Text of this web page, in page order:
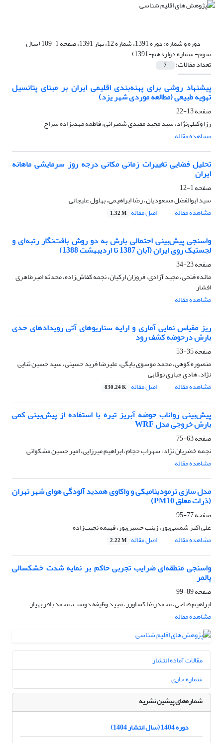
دوره و شماره: دوره 1391، شماره 12، بهار 1391، صفحه 1-109 (سال
سوم- شماره دوازدهم-1391)
تعداد مقالات: 7
پیشنهاد روشی برای پهنه‌بندی اقلیمی ایران بر مبنای پتانسیل
تهویه طبیعی (مطالعه موردی شهر یزد)
صفحه13-22
رزا وکیلی‌نژاد، سید مجید مفیدی شمیرانی، فاطمه مهدیزاده سراج
مشاهده مقاله
تحلیل فضایی تغییرات زمانی مکانی درجه روز سرمایشی ماهانه
ایران
صفحه1-12
سید ابوالفضل مسعودیان، رضا ابراهیمی، بهلول علیجانی
مشاهده مقاله
اصل مقاله 1.32 M
واسنجی پیش‌بینی احتمالی بارش به دو روش بافت‌نگار رتبه‌ای و
لجستیک روی ایران (آبان 1387 تا اردیبهشت 1388)
صفحه23-34
مائده فتحی، مجید آزادی، فروزان ارکیان، نجمه کفاش‌زاده، محدثه امیرطاهری
افشار
مشاهده مقاله
ریز مقیاس نمایی آماری و ارایه سناریوهای آتی رویدادهای حدی
بارش درحوضه کشف رود
صفحه35-53
منصوره کوهی، محمد موسوی بایگی، علیرضا فرید حسینی، سید حسین ثنایی
نژاد، هادی جباری نوقابی
مشاهده مقاله
اصل مقاله 830.24 K
پیش‌بینی رواناب حوضه آبریز تیره با استفاده از پیش‌بینی کمی
بارش خروجی مدل WRF
صفحه63-75
نجمه خضریان نژاد، سهراب حجام، ابراهیم میرزایی، امیر حسین مشکواتی
مشاهده مقاله
مدل سازی ترمودینامیکی و واکاوی همدید آلودگی هوای شهر تهران
(ذرات معلق PM10)
صفحه77-95
علی اکبر شمسی‌پور، زینب حسین‌پور، فهیمه نجیب‌زاده
مشاهده مقاله
اصل مقاله 2.22 M
واسنجی منطقه‌ای ضرایب تجربی حاکم بر نمایه شدت خشکسالی
پالمر
صفحه89-99
ابراهیم فتاحی، محمدرضا کشاورز، مجید وظیفه دوست، محمد باقر بهیار
مشاهده مقاله
مقالات آماده انتشار
شماره جاری
شماره‌های پیشین نشریه
دوره 1404 (سال انتشار 1404)